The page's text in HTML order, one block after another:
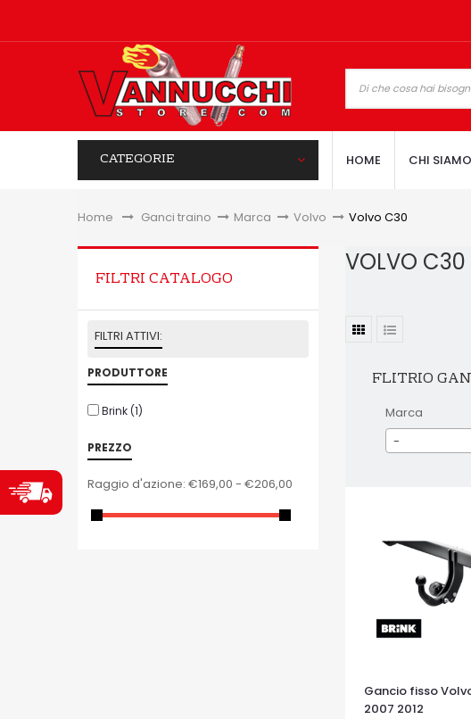
CATEGORIE HOME CHI SIAMO
Home &gt;Ganci traino > Marca > Volvo > Volvo C30
FILTRI CATALOGO
FILTRI ATTIVI:
PRODUTTORE
Brink (1)
PREZZO
Raggio d'azione: €169,00 - €206,00
VOLVO C30
FLITRIO
Marca
-
Gancio fisso
2007 2012